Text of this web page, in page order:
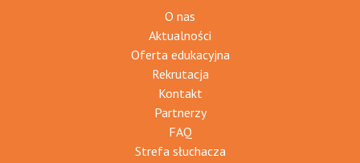
O nas
Aktualności
Oferta edukacyjna
Rekrutacja
Kontakt
Partnerzy
FAQ
Strefa słuchacza